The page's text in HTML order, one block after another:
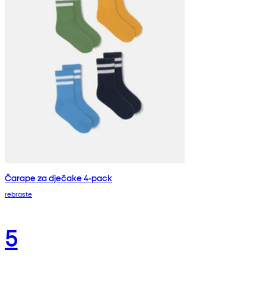
Čarape za dječake 4-pack
rebraste
5